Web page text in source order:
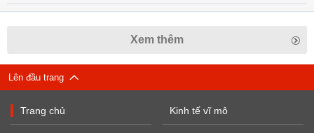
Xem thêm
Lên đầu trang
Trang chủ Kinh tế vĩ mô